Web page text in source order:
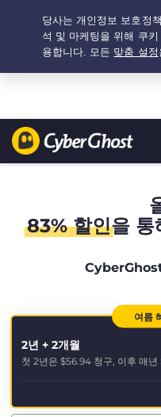
추천 옵션: 최저가 -
83% 할인을 통
여름
2년 + 2개월
첫 2년은 $56.94 청구, 이후 매년